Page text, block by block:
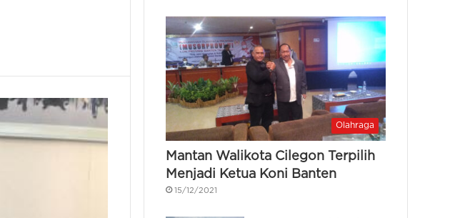
Olahraga
Mantan Walikota Cilegon Terpilih
Menjadi Ketua Koni Banten
15/12/2021